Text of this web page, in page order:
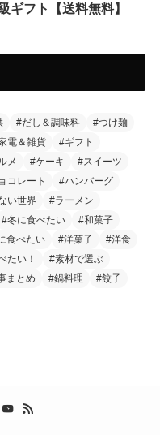
ギフト【送料無料】
#だし＆調味料
#つけ麺
電＆雑貨
#ギフト
メ #ケーキ
#スイーツ
コレート
#ハンバーグ
い世界
#ラーメン
#冬に食べたい
#和菓子
食べたい #洋菓子
#洋食
たい！
#素材で選ぶ
まとめ #鍋料理
#餃子